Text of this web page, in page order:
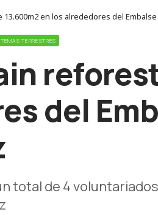
en los alrededores del
TERRESTRES
del
total de 4